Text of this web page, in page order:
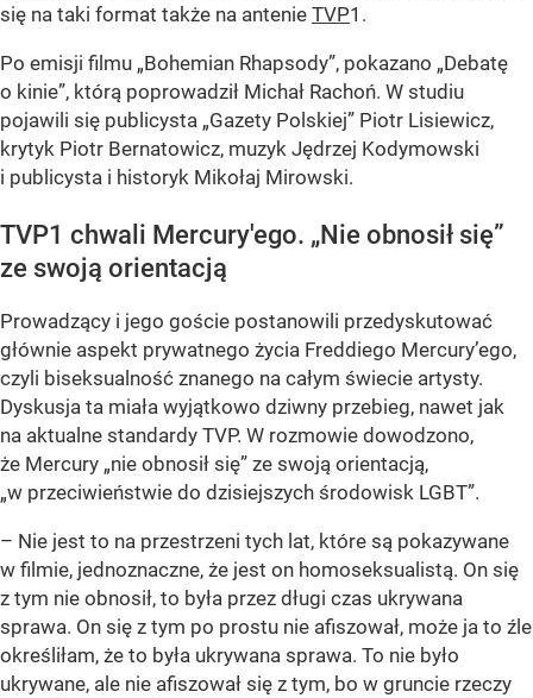
się na taki format także na antenie TVP1.
Po emisji filmu „Bohemian Rhapsody”, pokazano „Debatę
o kinie”, którą poprowadził Michał Rachoń. W studiu
pojawili się publicysta „Gazety Polskiej” Piotr Lisiewicz,
krytyk Piotr Bernatowicz, muzyk Jędrzej Kodymowski
i publicysta i historyk Mikołaj Mirowski.
TVP1 chwali Mercury'ego. „Nie obnosił się”
ze swoją orientacją
Prowadzący i jego goście postanowili przedyskutować
głównie aspekt prywatnego życia Freddiego Mercury’ego,
czyli biseksualność znanego na całym świecie artysty.
Dyskusja ta miała wyjątkowo dziwny przebieg, nawet jak
na aktualne standardy TVP. W rozmowie dowodzono,
że Mercury „nie obnosił się” ze swoją orientacją,
„w przeciwieństwie do dzisiejszych środowisk LGBT”.
– Nie jest to na przestrzeni tych lat, które są pokazywane
w filmie, jednoznaczne, że jest on homoseksualistą. On się
z tym nie obnosił, to była przez długi czas ukrywana
sprawa. On się z tym po prostu nie afiszował, może ja to źle
określiłam, że to była ukrywana sprawa. To nie było
ukrywane, ale nie afiszował się z tym, bo w gruncie rzeczy